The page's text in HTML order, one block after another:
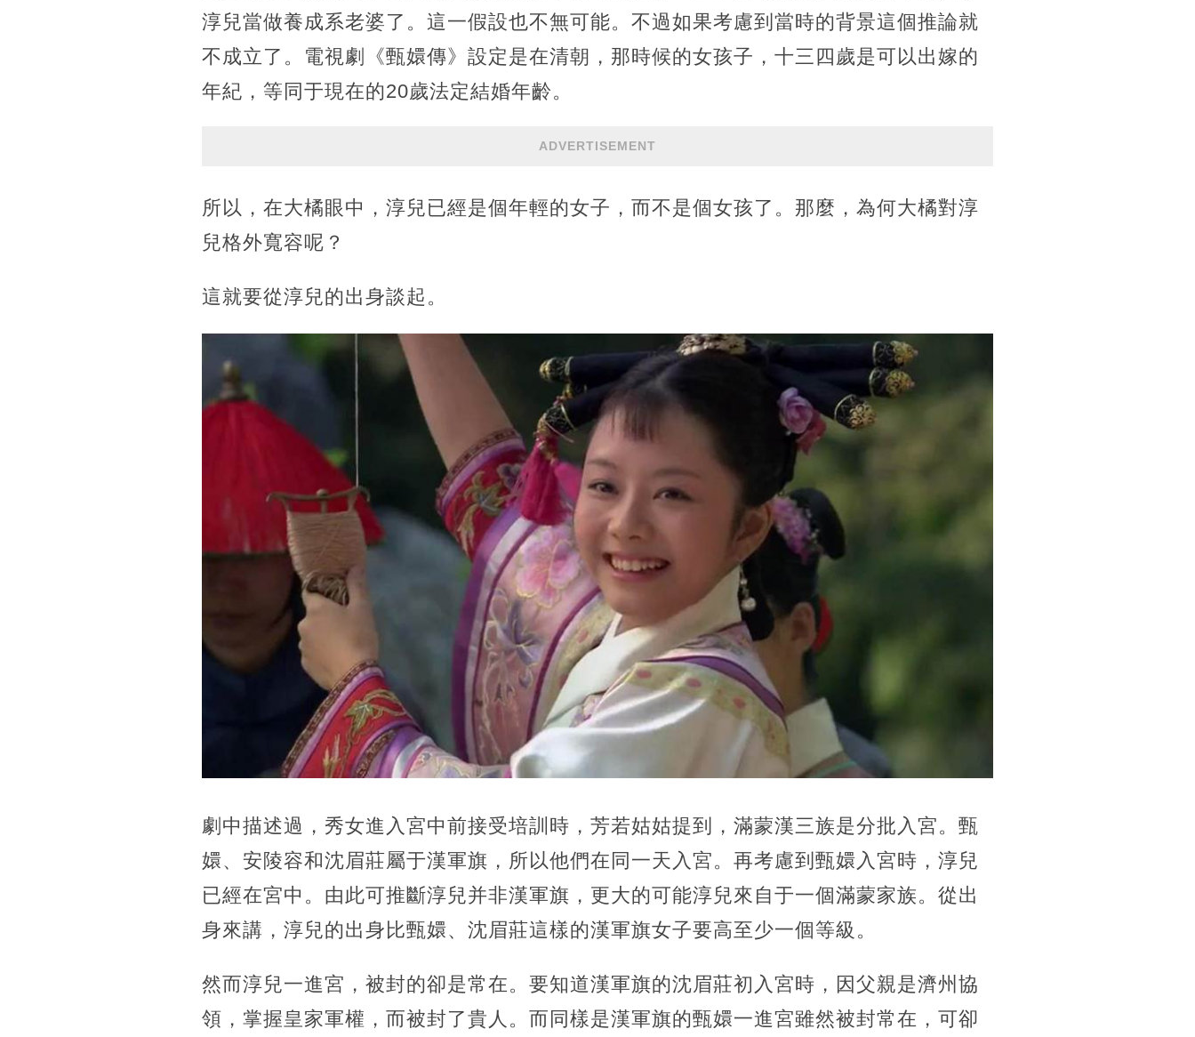
淳兒當做養成系老婆了。這一假設也不無可能。不過如果考慮到當時的背景這個推論就
不成立了。電視劇《甄嬛傳》設定是在清朝，那時候的女孩子，十三四歲是可以出嫁的
年紀，等同于現在的20歲法定結婚年齡。
ADVERTISEMENT
所以，在大橘眼中，淳兒已經是個年輕的女子，而不是個女孩了。那麼，為何大橘對淳
兒格外寬容呢？
這就要從淳兒的出身談起。
劇中描述過，秀女進入宮中前接受培訓時，芳若姑姑提到，滿蒙漢三族是分批入宮。甄
嬛、安陵容和沈眉莊屬于漢軍旗，所以他們在同一天入宮。再考慮到甄嬛入宮時，淳兒
已經在宮中。由此可推斷淳兒并非漢軍旗，更大的可能淳兒來自于一個滿蒙家族。從出
身來講，淳兒的出身比甄嬛、沈眉莊這樣的漢軍旗女子要高至少一個等級。
然而淳兒一進宮，被封的卻是常在。要知道漢軍旗的沈眉莊初入宮時，因父親是濟州協
領，掌握皇家軍權，而被封了貴人。而同樣是漢軍旗的甄嬛一進宮雖然被封常在，可卻